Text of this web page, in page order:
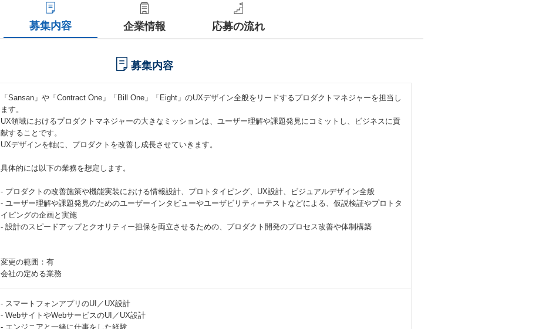
募集内容 企業情報 応募の流れ
募集内容
「Sansan」や「Contract One」「Bill One」「Eight」のUXデザイン全般をリードするプロダクトマネジャーを担当し
ます。
UX領域におけるプロダクトマネジャーの大きなミッションは、ユーザー理解や課題発見にコミットし、ビジネスに貢
献することです。
UXデザインを軸に、プロダクトを改善し成長させていきます。
具体的には以下の業務を想定します。
- プロダクトの改善施策や機能実装における情報設計、プロトタイピング、UX設計、ビジュアルデザイン全般
- ユーザー理解や課題発見のためのユーザーインタビューやユーザビリティーテストなどによる、仮説検証やプロトタ
イピングの企画と実施
- 設計のスピードアップとクオリティー担保を両立させるための、プロダクト開発のプロセス改善や体制構築
変更の範囲：有
会社の定める業務
- スマートフォンアプリのUI／UX設計
- WebサイトやWebサービスのUI／UX設計
- エンジニアと一緒に仕事をした経験